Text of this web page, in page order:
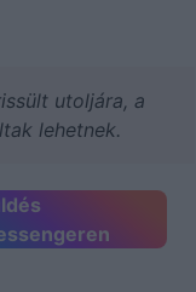
utoljára, a
lehetnek.